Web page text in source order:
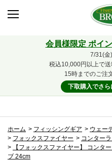
会員様限定 ポイ
7/31(金
税込10,000円以上で送
15時までのご注
下取購入でさら
ホーム > フィッシングギア > ウェー
> フォックスファイヤー > コンター
>
【フォックスファイヤー】 コンタ
ブ 24cm